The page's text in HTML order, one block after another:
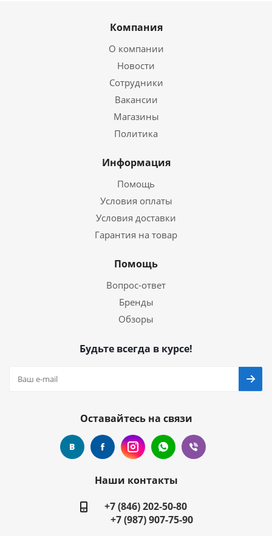
Компания
О компании
Новости
Сотрудники
Вакансии
Магазины
Политика
Информация
Помощь
Условия оплаты
Условия доставки
Гарантия на товар
Помощь
Вопрос-ответ
Бренды
Обзоры
Будьте всегда в курсе!
Оставайтесь на связи
Наши контакты
+7 (846) 202-50-80
+7 (987) 907-75-90